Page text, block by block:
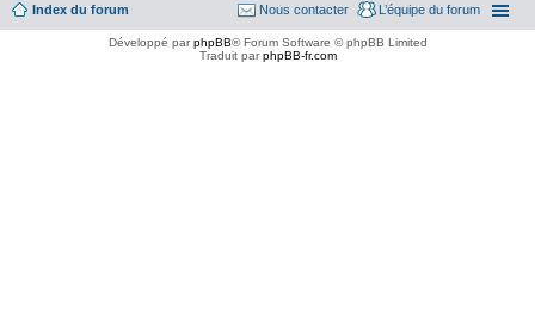
Index du forum L’équipe du forum
Nous contacter
Développé parphpBB® Forum Software © phpBB Limited
Traduit parphpBB-fr.com